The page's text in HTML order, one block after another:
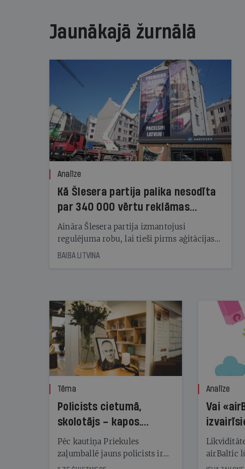
Jaunākajā žurnālā
Analīze
Kā Šlesera partija palika nesodīta
par 340 000 vērtu reklāmas
kampaņu
Aināra Šlesera partija izmantojusi
regulējuma robu, lai tieši pirms aģitācijas
starta izreklamētos par summu, kas
BAIBA LITVINA
Tēma
Policists cietumā,
skolotājs – kapos.
Reibuma cena Priekulē
Pēc kautiņa Priekules
zaļumballē jauns policists ir
nonācis cietumā, bet
Analīze
Vai
airBaltic
obligāciju